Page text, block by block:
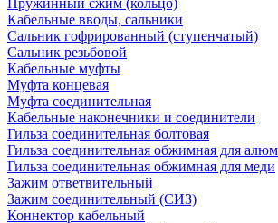
Пружинный сжим (кольцо)
Кабельные вводы, сальники
Сальник гофрированный (ступенчатый)
Сальник резьбовой
Кабельные муфты
Муфта концевая
Муфта соединительная
Кабельные наконечники и соединители
Гильза соединительная болтовая
Гильза соединительная обжимная для
Гильза соединительная обжимная для меди
Зажим ответвительный
Зажим соединительный (СИЗ)
Коннектор кабельный